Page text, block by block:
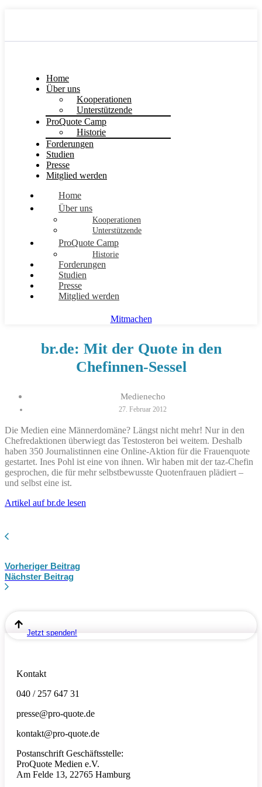
Home
Über uns
Kooperationen
Unterstützende
ProQuote Camp
Historie
Forderungen
Studien
Presse
Mitglied werden
Home
Über uns
Kooperationen
Unterstützende
ProQuote Camp
Historie
Forderungen
Studien
Presse
Mitglied werden
Mitmachen
br.de: Mit der Quote in den
Chefinnen-Sessel
Medienecho
27. Februar 2012
Die Medien eine Männerdomäne? Längst nicht mehr! Nur in den
Chefredaktionen überwiegt das Testosteron bei weitem. Deshalb
haben 350 Journalistinnen eine Online-Aktion für die Frauenquote
gestartet. Ines Pohl ist eine von ihnen. Wir haben mit der taz-Chefin
gesprochen, die für mehr selbstbewusste Quotenfrauen plädiert –
und selbst eine ist.
Artikel auf br.de lesen
Vorheriger Beitrag
Nächster Beitrag
Jetzt spenden!
Kontakt
040 / 257 647 31
presse@pro-quote.de
kontakt@pro-quote.de
Postanschrift Geschäftsstelle:
ProQuote Medien e.V.
Am Felde 13, 22765 Hamburg